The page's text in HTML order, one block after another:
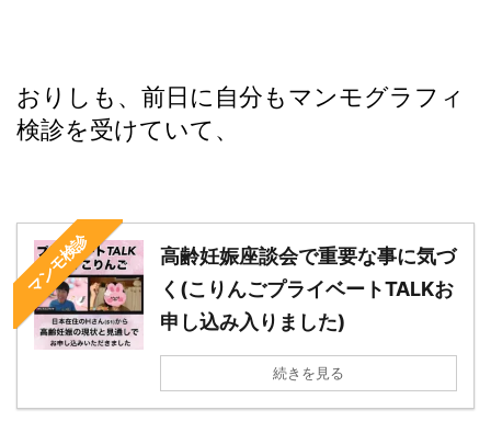
おりしも、前日に自分もマンモグラフィ
検診を受けていて、
マンモ検診
高齢妊娠座談会で重要な事に気づ
く(こりんごプライベートTALKお
申し込み入りました)
続きを見る